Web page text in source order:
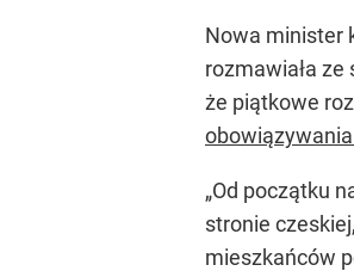
Nowa minister
rozmawiała
że piątkowe
„Od początku
stronie
mieszkańców